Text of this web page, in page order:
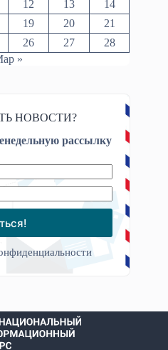
12 13
14
19 20
21
26 27
28
»
НОВОСТИ?
рассылку